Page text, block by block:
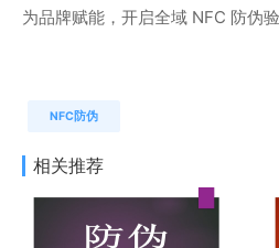
为品牌赋能，开启全域 NFC 防伪
NFC防伪
相关推荐